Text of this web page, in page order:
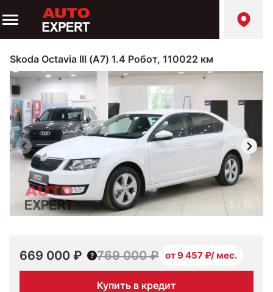
Skoda Octavia III (A7) 1.4 Робот, 110022 км
1 / 15
669 000 ₽ 769 000 ₽ от 9 457 ₽/ мес.
Купить в кредит